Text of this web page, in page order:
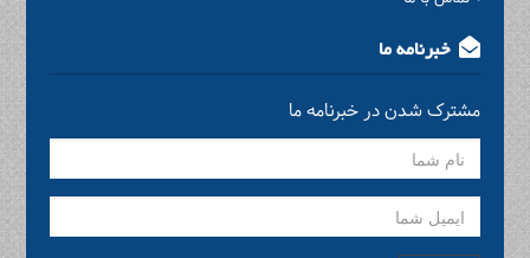
خبرنامه ما
مشترک شدن در خبرنامه ما